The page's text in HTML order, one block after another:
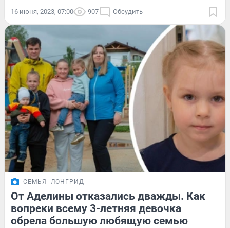
16 июня, 2023, 07:00 907 Обсудить
СЕМЬЯ ЛОНГРИД
От Аделины отказались дважды. Как
вопреки всему 3-летняя девочка
обрела большую любящую семью